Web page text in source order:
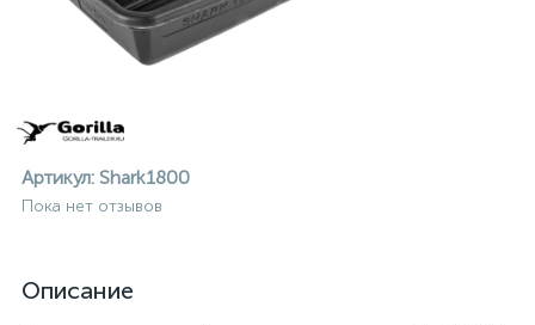
Артикул: Shark1800
Пока нет отзывов
Описание